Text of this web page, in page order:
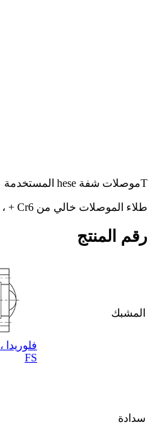
Tموصلات شفة hese المستخدمة على نطاق واسع في آلات البناء في العالم ، ومعظمها للتطبيقات الثقيلة.
طلاء الموصلات خالي من Cr6 + ، ووصل أداء الحماية من التآكل إلى 360 ساعة بدون صدأ أحمر ، وهو يتجاوز بكثير متطلبات ISO 6162-1 و ISO 6162-2.
رقم المنتج
المشبك
فلوريدا ،
FS
سدادة